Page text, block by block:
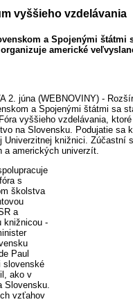
vyššieho vzdelávania
a Spojenými štátmi
americké
2. júna (WEBNOVINY) -
a Spojenými štátmi sa
vyššieho vzdelávania,
na Slovensku. Podujatie sa
Univerzitnej knižnici. Zúčastní
a amerických univerzít.
s
školstva
a
knižnicou -
Paul
slovenské
ako v
Slovensku.
vzťahov